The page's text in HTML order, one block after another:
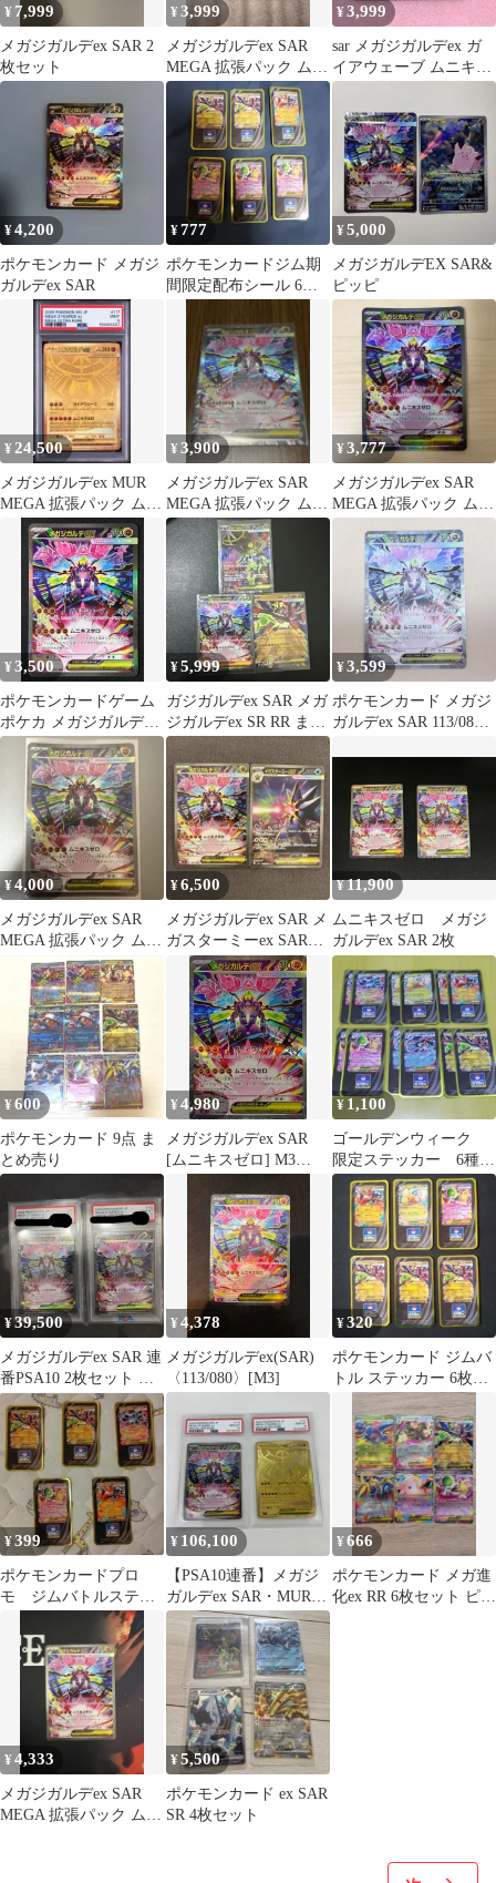
¥ 7,999
メガジガルデex SAR 2
枚セット
¥3,999
メガジガルデex SAR
MEGA 拡張パック ムニ
キスゼロ キラ 113/0…
¥3,999
sar メガジガルデex ガ
イアウェーブ ムニキス
ゼロ
¥4,200
ポケモンカード メガジ
ガルデex SAR
¥777
ポケモンカードジム期
間限定配布シール 6枚
¥5,000
メガジガルデEX SAR&
ピッピ
¥ 24,500
メガジガルデex MUR
MEGA 拡張パック ムニ
キスゼロ 117/080
¥3,900
メガジガルデex SAR
MEGA 拡張パック ムニ
キスゼロ 113/080
¥3,777
メガジガルデex SAR
MEGA 拡張パック ムニ
キスゼロ キラ 113/0…
¥3,500
ポケモンカードゲーム
ポケカ メガジガルデex
SAR M3-113 M3 拡張パ
ック「ムニキスゼロ」
トレカ TCG 264
¥5,999
ガジガルデex SAR メガ
ジガルデex SR RR まと
め売り
¥3,599
ポケモンカード メガジ
ガルデex SAR 113/080
¥4,000
メガジガルデex SAR
MEGA 拡張パック ムニ
キスゼロ 113/080
¥6,500
メガジガルデex SAR メ
ガスターミーex SAR
【ポケモンカード】M3
¥11,900
ムニキスゼロ メガジ
ガルデex SAR 2枚
¥600
ポケモンカード 9点 ま
とめ売り
¥4,980
メガジガルデex SAR
[ムニキスゼロ] M3
ポケカ
¥ 1,100
ゴールデンウィーク
限定ステッカー 6種
コンプリート 各２枚
¥39,500
メガジガルデex SAR 連
番PSA10 2枚セット ポ
ケモンカード
¥4,378
メガジガルデex(SAR)
〈113/080〉[M3]
¥320
ポケモンカード ジムバ
トル ステッカー 6枚セ
ット
¥399
ポケモンカードプロ
モ ジムバトルステッ
カー まとめ売り
¥ 106,100
【PSA10連番】メガジ
ガルデex SAR・MUR 2
枚セット ポケモンカー
¥666
ポケモンカード メガ進
化ex RR 6枚セット ピク
¥4,333
メガジガルデex SAR
MEGA 拡張パック ムニ
¥5,500
ポケモンカード ex SAR
SR 4枚セット